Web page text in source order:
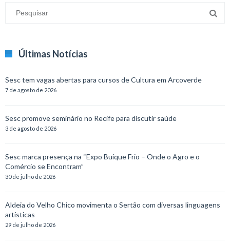
Últimas Notícias
Sesc tem vagas abertas para cursos de Cultura em Arcoverde
7 de agosto de 2026
Sesc promove seminário no Recife para discutir saúde
3 de agosto de 2026
Sesc marca presença na “Expo Buíque Frio – Onde o Agro e o
Comércio se Encontram”
30 de julho de 2026
Aldeia do Velho Chico movimenta o Sertão com diversas linguagens
artísticas
29 de julho de 2026